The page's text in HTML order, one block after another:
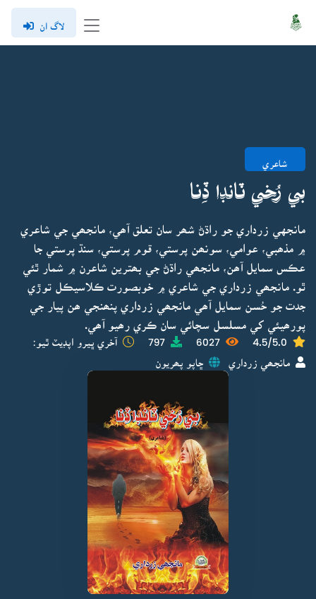
لاگ ان
شاعري
بي رُخي ٽانڊا ڏِنا
مانجهي زرداري جو راڌڻ شھر سان تعلق آھي، مانجھي جي شاعري
۾ مذھبي، عوامي، سونھن پرستي، قوم پرستي، سنڌ پرستي جا
عڪس سمايل آھن، مانجھي راڌڻ جي بھترين شاعرن ۾ شمار ٿئي
ٿو. مانجھي زرداري جي شاعري ۾ خوبصورت ڪلاسيڪل توڙي
جدت جو حُسن سمايل آھي مانجھي زرداري پنھنجي ھن پيار جي
پورھيئي کي مسلسل سچائي سان ڪري رھيو آھي.
4.5/5.0
6027
797 آخري ڀيرو اپڊيٽ ٿيو:
مانجھي زرداري ڇاپو پھريون